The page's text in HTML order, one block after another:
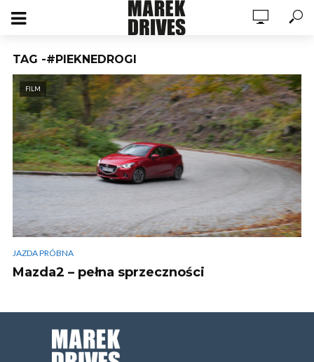
TAG -#PIEKNEDROGI
FILM
JAZDA PRÓBNA
Mazda2 – pełna sprzeczności